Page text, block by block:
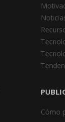
Cómo